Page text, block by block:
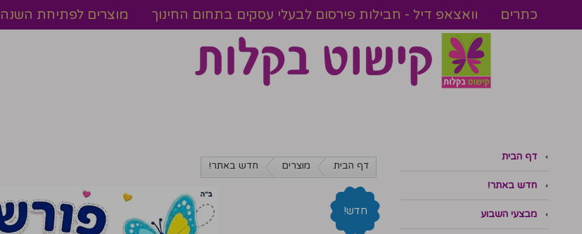
כתרים וואצאפ דיל - חבילות פירסום לבעלי עסקים בתחום החינוך מוצרים לפתיחת השנה
דף הבית מוצרים חדש באתר!
חדש!
דף הבית
חדש באתר!
מבצעי השבוע